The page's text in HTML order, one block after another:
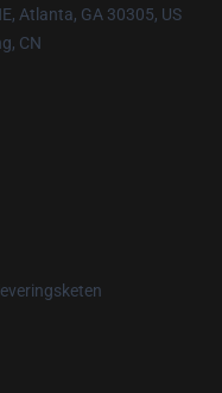
Atlanta, GA 30305, US
CN